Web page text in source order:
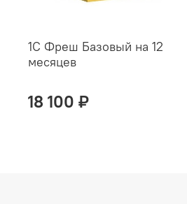
1С Фреш Базовый на 12
месяцев
18 100 ₽